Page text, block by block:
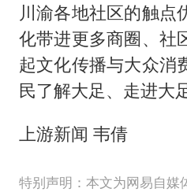
川渝各地社区的触点
化带进更多商圈、社
起文化传播与大众消
民了解大足、走进大足
上游新闻 韦倩
特别声明：本文为网易自媒